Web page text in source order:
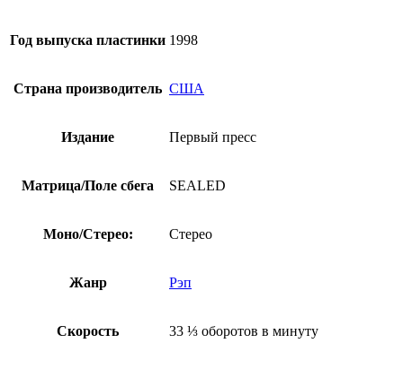
Год выпуска пластинки 1998
Страна производитель США
Издание Первый пресс
Матрица/Поле сбега SEALED
Моно/Стерео: Стерео
Жанр Рэп
Скорость 33 ⅓ оборотов в минуту